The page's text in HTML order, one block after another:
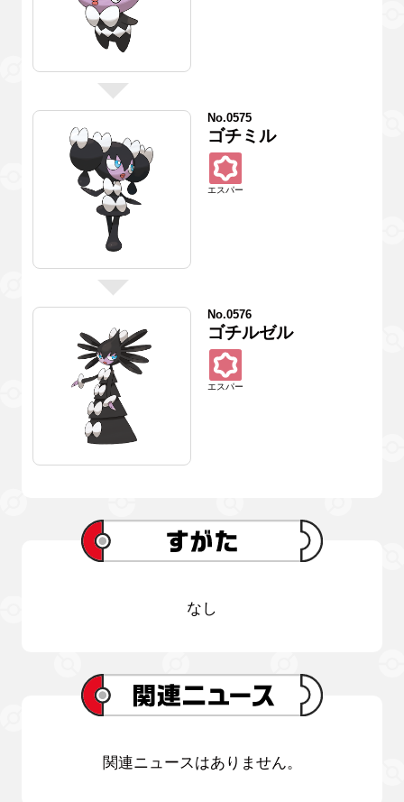
No.0575
ゴチミル
エスパー
No.0576
ゴチルゼル
エスパー
なし
関連ニュースはありません。